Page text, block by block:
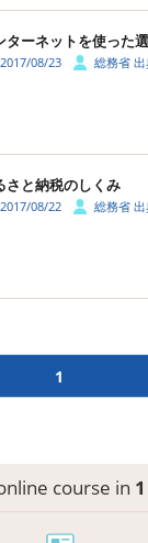
2017/08/23 総務省
さと納税のしくみ
2017/08/22 総務省
1
course in